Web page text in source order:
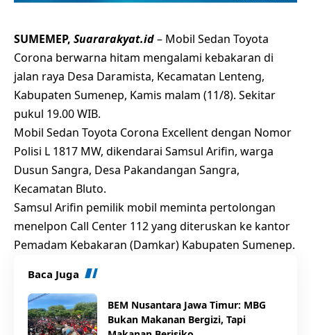
SUMEMEP, Suararakyat.id– Mobil Sedan Toyota
Corona berwarna hitam mengalami kebakaran di
jalan raya Desa Daramista, Kecamatan Lenteng,
Kabupaten Sumenep, Kamis malam (11/8). Sekitar
pukul 19.00 WIB.
Mobil Sedan Toyota Corona Excellent dengan Nomor
Polisi L 1817 MW, dikendarai Samsul Arifin, warga
Dusun Sangra, Desa Pakandangan Sangra,
Kecamatan Bluto.
Samsul Arifin pemilik mobil meminta pertolongan
menelpon Call Center 112 yang diteruskan ke kantor
Pemadam Kebakaran (Damkar) Kabupaten Sumenep.
Baca Juga
BEM Nusantara Jawa Timur: MBG
Bukan Makanan Bergizi, Tapi